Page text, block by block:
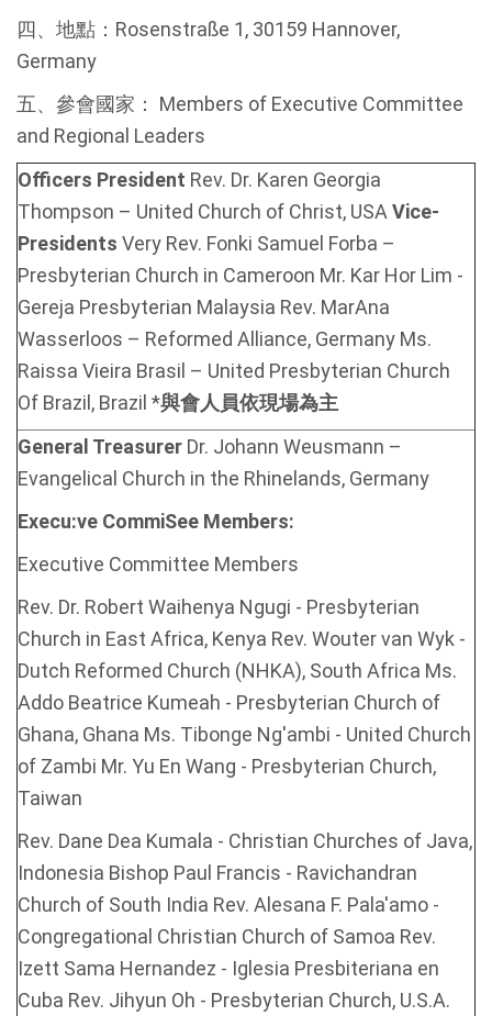
四、地點：Rosenstraße 1, 30159 Hannover,
Germany
五、參會國家： Members of Executive Committee
and Regional Leaders
Officers President Rev. Dr. Karen Georgia
Thompson – United Church of Christ, USAVice-
Presidents Very Rev. Fonki Samuel Forba –
Presbyterian Church in Cameroon Mr. Kar Hor Lim -
Gereja Presbyterian Malaysia Rev. MarAna
Wasserloos – Reformed Alliance, Germany Ms.
Raissa Vieira Brasil – United Presbyterian Church
Of Brazil, Brazil *與會人員依現場為主
General Treasurer Dr. Johann Weusmann –
Evangelical Church in the Rhinelands, Germany
Execu:ve CommiSee Members:
Executive Committee Members
Rev. Dr. Robert Waihenya Ngugi - Presbyterian
Church in East Africa, Kenya Rev. Wouter van Wyk -
Dutch Reformed Church (NHKA), South Africa Ms.
Addo Beatrice Kumeah - Presbyterian Church of
Ghana, Ghana Ms. Tibonge Ng'ambi - United Church
of Zambi Mr. Yu En Wang - Presbyterian Church,
Taiwan
Rev. Dane Dea Kumala - Christian Churches of Java,
Indonesia Bishop Paul Francis - Ravichandran
Church of South India Rev. Alesana F. Pala'amo -
Congregational Christian Church of Samoa Rev.
Izett Sama Hernandez - Iglesia Presbiteriana en
Cuba Rev. Jihyun Oh - Presbyterian Church, U.S.A.